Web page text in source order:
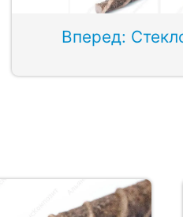
Вперед: